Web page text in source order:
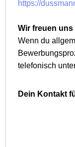
https://
Wir freuen uns
Wenn du
telefonisch
Dein Kontakt